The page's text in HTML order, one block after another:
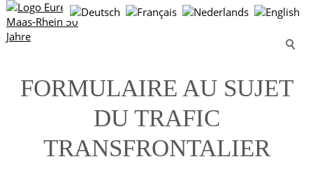
FORMULAIRE AU SUJET
DU TRAFIC
TRANSFRONTALIER